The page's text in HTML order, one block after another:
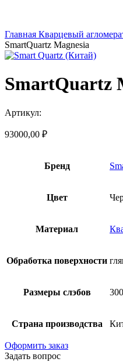
Главная Кварцевый
SmartQuartz Magnesia
SmartQuartz
Артикул:
93000,00 ₽
Бренд
Цвет
Материал
Обработка поверхности
Размеры слэбов
Страна производства
Оформить заказ
Задать вопрос